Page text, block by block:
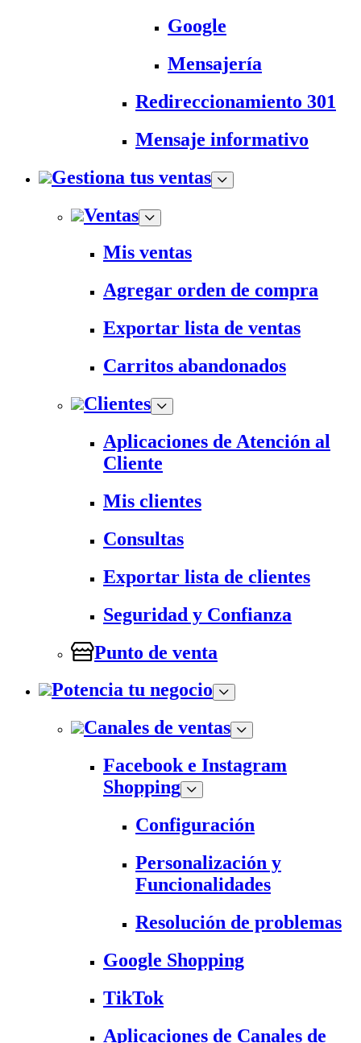
Google
Mensajería
Redireccionamiento 301
Mensaje informativo
Gestiona tus ventas
Ventas
Mis ventas
Agregar orden de compra
Exportar lista de ventas
Carritos abandonados
Clientes
Aplicaciones de Atención al
Cliente
Mis clientes
Consultas
Exportar lista de clientes
Seguridad y Confianza
Punto de venta
Potencia tu negocio
Canales de ventas
Facebook e Instagram
Shopping
Configuración
Personalización y
Funcionalidades
Resolución de problemas
Google Shopping
TikTok
Aplicaciones de Canales de